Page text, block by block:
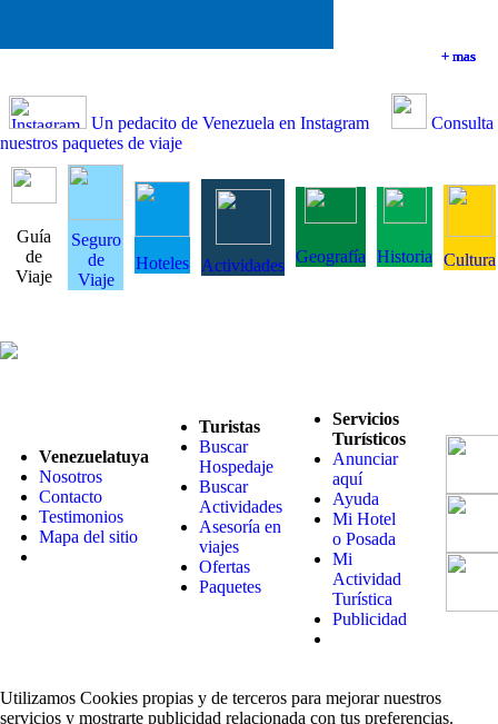
+ mas
+ mas
+ mas
+ mas
Un pedacito de Venezuela en Instagram
Consulta
nuestros paquetes de viaje
Guía
de
Viaje
Seguro
de
Viaje
Hoteles Actividades Geografía Historia Cultura
Venezuelatuya
Nosotros
Contacto
Testimonios
Mapa del sitio
Turistas
Buscar
Hospedaje
Buscar
Actividades
Asesoría en
viajes
Ofertas
Paquetes
Servicios
Turísticos
Anunciar
aquí
Ayuda
Mi Hotel
o Posada
Mi
Actividad
Turística
Publicidad
Utilizamos Cookies propias y de terceros para mejorar nuestros
servicios y mostrarte publicidad relacionada con tus preferencias.